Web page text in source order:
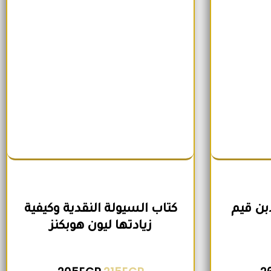
قيم
كتاب السيولة النقدية وكيفية
زيادتها ليون هوبكنز